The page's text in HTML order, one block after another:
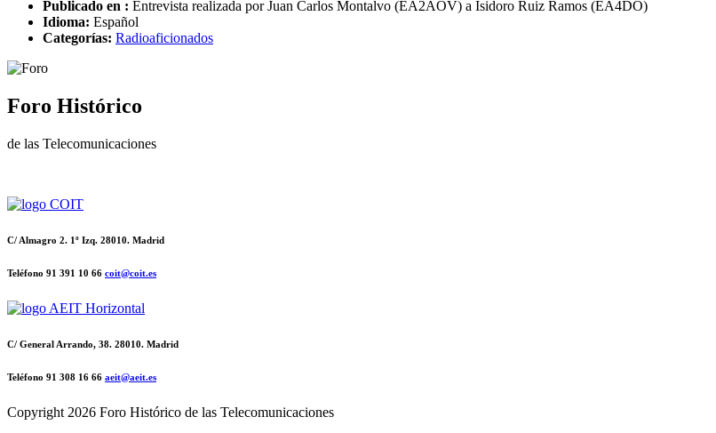
Publicado en : Entrevista realizada por Juan Carlos Montalvo (EA2AOV) a Isidoro Ruiz Ramos (EA4DO)
Idioma: Español
Categorías: Radioaficionados
Foro Histórico
de las Telecomunicaciones
C/ Almagro 2. 1º Izq. 28010. Madrid
Teléfono 91 391 10 66 coit@coit.es
C/ General Arrando, 38. 28010. Madrid
Teléfono 91 308 16 66 aeit@aeit.es
Copyright 2026 Foro Histórico de las Telecomunicaciones